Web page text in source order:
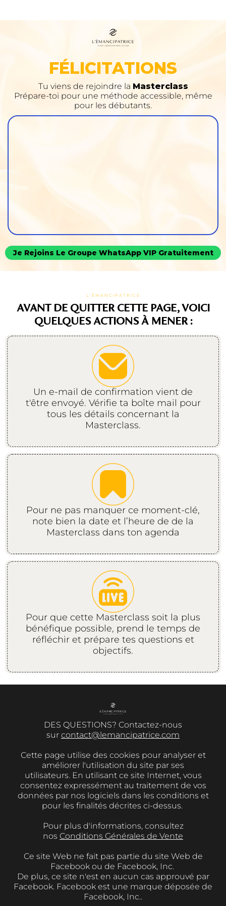
FÉLICITATIONS
Tu viens de rejoindre la Masterclass
Prépare-toi pour une méthode accessible, même
pour les débutants.
Je Rejoins Le Groupe WhatsApp VIP Gratuitement
L’ÉMANCIPATRICE
AVANT DE QUITTER CETTE PAGE, VOICI
QUELQUES ACTIONS À MENER :
Un e-mail de confirmation vient de
t'être envoyé. Vérifie ta boîte mail pour
tous les détails concernant la
Masterclass.
Pour ne pas manquer ce moment-clé,
note bien la date et l’heure de de la
Masterclass dans ton agenda
Pour que cette Masterclass soit la plus
bénéfique possible, prend le temps de
réfléchir et prépare tes questions et
objectifs.
DES QUESTIONS? Contactez-nous
sur contact@lemancipatrice.com
Cette page utilise des cookies pour analyser et
améliorer l'utilisation du site par ses
utilisateurs. En utilisant ce site Internet, vous
consentez expressément au traitement de vos
données par nos logiciels dans les conditions et
pour les finalités décrites ci-dessus.
Pour plus d'informations, consultez
nos Conditions Générales de Vente
Ce site Web ne fait pas partie du site Web de
Facebook ou de Facebook, Inc.
De plus, ce site n'est en aucun cas approuvé par
Facebook. Facebook est une marque déposée de
Facebook, Inc..